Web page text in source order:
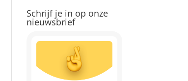
Schrijf je in op onze
nieuwsbrief